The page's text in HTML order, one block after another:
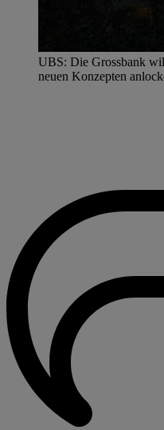
UBS: Die Grossbank
neuen Konzepten